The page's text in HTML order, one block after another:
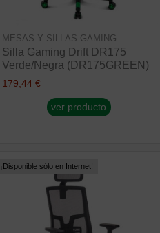
MESAS Y SILLAS GAMING
Silla Gaming Drift DR175
Verde/Negra (DR175GREEN)
179,44 €
ver producto
¡Disponible sólo en Internet!